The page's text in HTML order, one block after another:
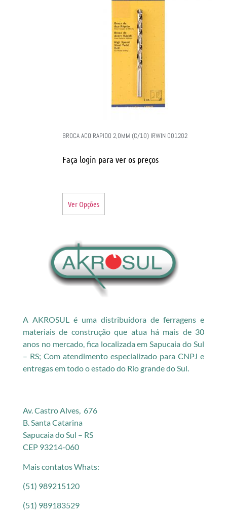
BROCA ACO RAPIDO 2,0MM (C/10) IRWIN 001202
Faça login para ver os preços
Ver Opções
A AKROSUL é uma distribuidora de ferragens e
materiais de construção que atua há mais de 30
anos no mercado, fica localizada em Sapucaia do Sul
– RS; Com atendimento especializado para CNPJ e
entregas em todo o estado do Rio grande do Sul.
Av. Castro Alves, 676
B. Santa Catarina
Sapucaia do Sul – RS
CEP 93214-060
Mais contatos Whats:
(51) 989215120
(51) 989183529